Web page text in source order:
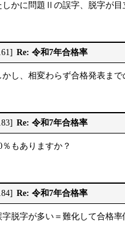
しかに問題Ⅱの誤字、脱字が目
Re: 令和7年合格率
かし、相変わらず合格発表ま
Re: 令和7年合格率
％もありますか？
Re: 令和7年合格率
字脱字が多い＝難化して合格